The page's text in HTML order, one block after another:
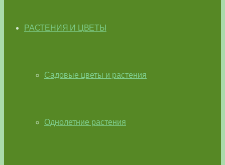
РАСТЕНИЯ И ЦВЕТЫ
Садовые цветы и растения
Однолетние растения